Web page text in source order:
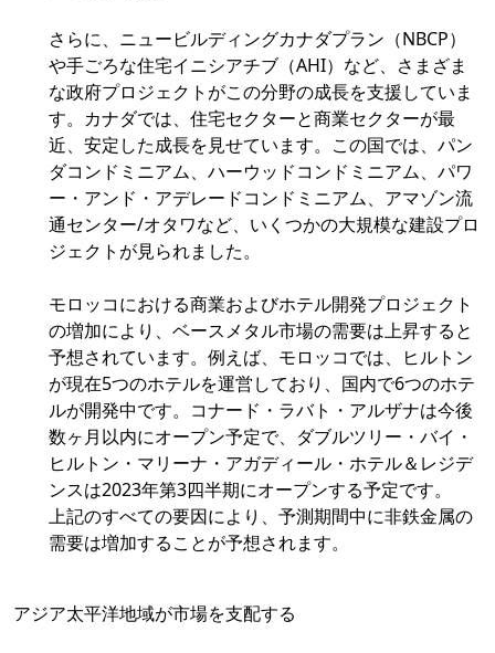
さらに、ニュービルディングカナダプラン（NBCP）
や手ごろな住宅イニシアチブ（AHI）など、さまざま
な政府プロジェクトがこの分野の成長を支援していま
す。カナダでは、住宅セクターと商業セクターが最
近、安定した成長を見せています。この国では、パン
ダコンドミニアム、ハーウッドコンドミニアム、パワ
ー・アンド・アデレードコンドミニアム、アマゾン流
通センター/オタワなど、いくつかの大規模な建設プロ
ジェクトが見られました。
モロッコにおける商業およびホテル開発プロジェクト
の増加により、ベースメタル市場の需要は上昇すると
予想されています。例えば、モロッコでは、ヒルトン
が現在5つのホテルを運営しており、国内で6つのホテ
ルが開発中です。コナード・ラバト・アルザナは今後
数ヶ月以内にオープン予定で、ダブルツリー・バイ・
ヒルトン・マリーナ・アガディール・ホテル＆レジデ
ンスは2023年第3四半期にオープンする予定です。
上記のすべての要因により、予測期間中に非鉄金属の
需要は増加することが予想されます。
アジア太平洋地域が市場を支配する